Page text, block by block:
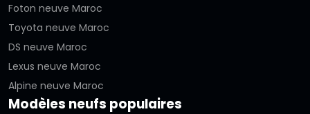
Foton neuve Maroc
Toyota neuve Maroc
DS neuve Maroc
Lexus neuve Maroc
Alpine neuve Maroc
Modèles neufs populaires